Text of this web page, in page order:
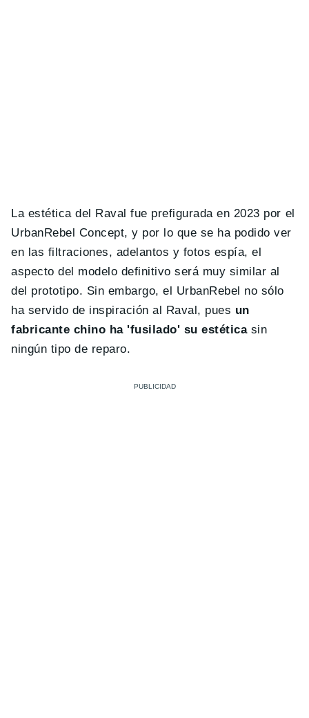
La estética del Raval fue prefigurada en 2023 por el
UrbanRebel Concept, y por lo que se ha podido ver
en las filtraciones, adelantos y fotos espía, el
aspecto del modelo definitivo será muy similar al
del prototipo. Sin embargo, el UrbanRebel no sólo
ha servido de inspiración al Raval, pues un
fabricante chino ha 'fusilado' su estéticasin
ningún tipo de reparo.